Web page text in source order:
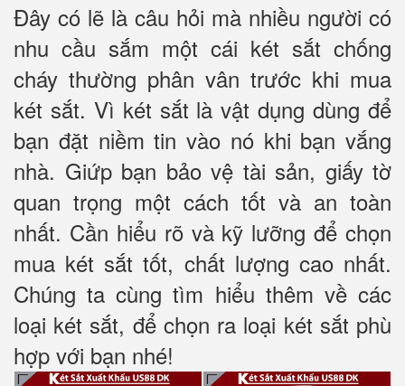
Đây có lẽ là câu hỏi mà nhiều người có
nhu cầu sắm một cái két sắt chống
cháy thường phân vân trước khi mua
két sắt. Vì két sắt là vật dụng dùng để
bạn đặt niềm tin vào nó khi bạn vắng
nhà. Giứp bạn bảo vệ tài sản, giấy tờ
quan trọng một cách tốt và an toàn
nhất. Cần hiểu rõ và kỹ lưỡng để chọn
mua két sắt tốt, chất lượng cao nhất.
Chúng ta cùng tìm hiểu thêm về các
loại két sắt, để chọn ra loại két sắt phù
hợp với bạn nhé!